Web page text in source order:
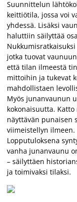
Suunnittelun
keittiötila, jossa voi
yhdessä. Lisäksi
haluttiin säilyttää
jotka tuovat
että tilan ilmeestä
mittoihin ja tukevat
mahdollistaen
Myös junanvaunun
kokonaisuutta.
näyttävän punaisen
viimeistellyn ilmeen.
Lopputuloksena
vanha junanvaunu
– säilyttäen
ja toimivaksi tilaksi.